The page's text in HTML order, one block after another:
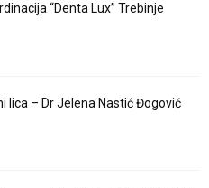
“Denta Lux” Trebinje
lica – Dr Jelena Nastić Đogović